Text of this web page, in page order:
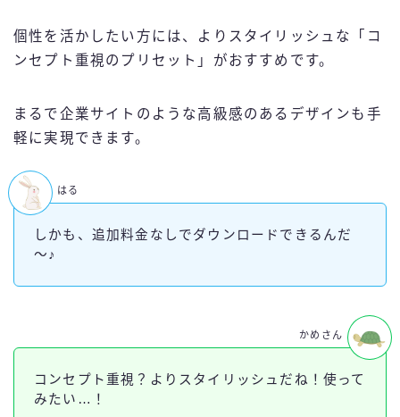
個性を活かしたい方には、よりスタイリッシュな「コ
ンセプト重視のプリセット」がおすすめです。
まるで企業サイトのような高級感のあるデザインも手
軽に実現できます。
しかも、追加料金なしでダウンロードできるんだ
～♪
はる
コンセプト重視？よりスタイリッシュだね！使って
みたい…！
かめさん